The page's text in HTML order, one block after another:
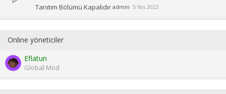
Tanıtım Bölümü Kapalıdır admin 5 Nis 2022
Online yöneticiler
Eflatun
Global Mod